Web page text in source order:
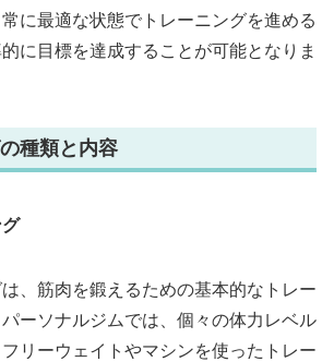
に最適な状態でトレーニングを進める
に目標を達成することが可能となりま
種類と内容
、筋肉を鍛えるための基本的なトレー
ーソナルジムでは、個々の体力レベル
リーウェイトやマシンを使ったトレー